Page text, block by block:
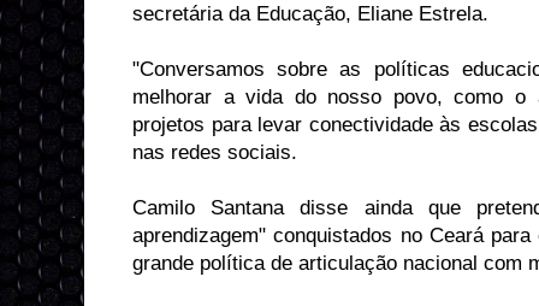
secretária da Educação, Eliane Estrela.
"Conversamos sobre as políticas
melhorar a vida do nosso povo, como o
projetos para levar conectividade às
nas redes sociais.
Camilo Santana disse ainda que
aprendizagem" conquistados no Ceará
grande política de articulação nacional com